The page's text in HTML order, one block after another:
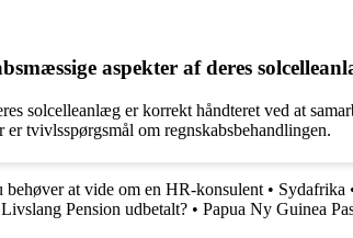
aspekter af deres
solcelleanlæg er korrekt håndteret ved at
tvivlsspørgsmål om regnskabsbehandlingen.
behøver at vide om en HR-konsulent • Sydafrika
Pension udbetalt? • Papua Ny Guinea